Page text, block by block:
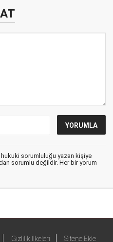
hukuki sorumluluğu yazan kişiye
sorumlu değildir. Her bir yorum
Gizlilik İlkeleri Sitene Ekle